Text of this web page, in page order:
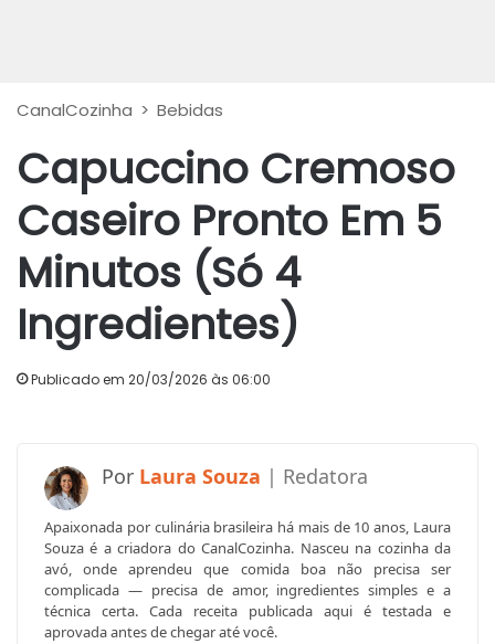
CanalCozinha > Bebidas
Capuccino Cremoso
Caseiro Pronto Em 5
Minutos (Só 4
Ingredientes)
Publicado em 20/03/2026 às 06:00
Laura Souza
Apaixonada por culinária brasileira há mais de 10 anos, Laura
Souza é a criadora do CanalCozinha. Nasceu na cozinha da
avó, onde aprendeu que comida boa não precisa ser
complicada — precisa de amor, ingredientes simples e a
técnica certa. Cada receita publicada aqui é testada e
aprovada antes de chegar até você.